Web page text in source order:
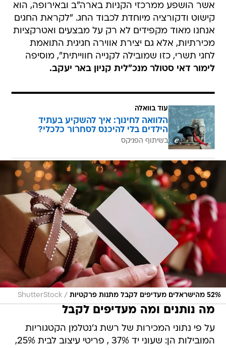
אשר הושפע ממרכזי הקניות בארה"ב ובאירופה, הוא
קישוט ודקורציה מיוחדת לכבוד החג. "לקראת החגים
אנחנו מאוד מקפידים לא רק על מבצעים ואטרקציות
מכירתיות, אלא גם יצירת אווירה חגיגית התואמת
לחגי תשרי, כזו שמובילה לקנייה חווייתית", מוסיפה
לימור דאי סטולר מנכ"לית קניון באר יעקב.
עוד בוואלה
הלוואה לחינוך: איך להשקיע בעתיד
הילדים בלי להיכנס לסחרור כלכלי?
בשיתוף הפניקס
52% מהישראלים מעדיפים לקבל מתנות פרקטיות /
ShutterStock
מה נותנים ומה מעדיפים לקבל
על פי נתוני המכירות של רשת ג'נטלמן הקטגוריות
המובילות הן: שעוני יד 37% , פריטי עיצוב לבית 25%,